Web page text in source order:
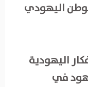
اليهودي
اليهودية
في